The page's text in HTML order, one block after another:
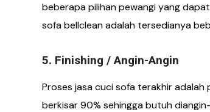
beberapa pilihan pewangi yang
sofa bellclean adalah tersedianya
5. Finishing / Angin-Angin
Proses jasa cuci sofa terakhir
berkisar 90% sehingga butuh